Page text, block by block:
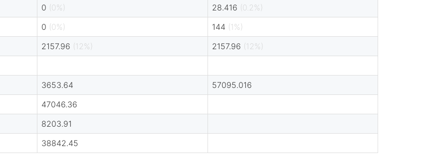
0 (0%) 28.416 (0.2%)
0 (0%) 144 (1%)
2157.96 (12%) 2157.96 (12%)
3653.64
57095.016
47046.36
8203.91
38842.45